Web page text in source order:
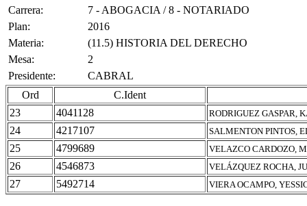
Carrera:
7 - ABOGACIA / 8 - NOTARIADO
Plan:
2016
Materia:
(11.5) HISTORIA DEL DERECHO
Mesa:
2
Presidente:
CABRAL
Ord
C.Ident
23
4041128 RODRIGUEZ GASPAR,
24 4217107 SALMENTON PINTOS,
25 4799689 VELAZCO CARDOZO,
26 4546873 VELÁZQUEZ ROCHA,
27 5492714 VIERA OCAMPO,